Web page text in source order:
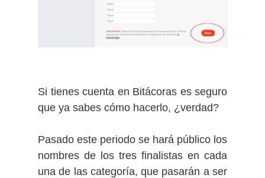
Si tienes cuenta en Bitácoras es seguro
que ya sabes cómo hacerlo, ¿verdad?
Pasado este periodo se hará público los
nombres de los tres finalistas en cada
una de las categoría, que pasarán a ser